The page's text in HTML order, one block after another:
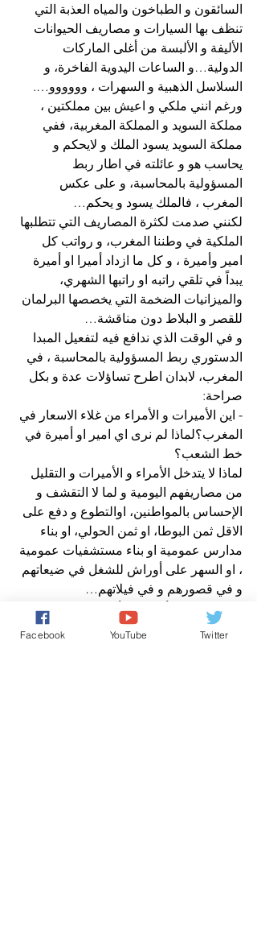
السائقون و الطباخون والمياه العذبة التي
تنظف بها السيارات و مصاريف الحيوانات
الأليفة و الألبسة من أغلى الماركات
الدولية…و الساعات اليدوية الفاخرة، و
السلاسل الذهبية و السهرات ، وووووو….
ورغم انني ملكي و اعيش بين مملكتين ،
مملكة السويد و المملكة المغربية، ففي
مملكة السويد يسود الملك و لايحكم و
يحاسب هو و عائلته في اطار ربط
المسؤولية بالمحاسبة، و على عكس
المغرب ، فالملك يسود و يحكم…
لكنني صدمت لكثرة المصاريف التي تتطلبها
الملكية في وطننا المغرب، و رواتب كل
امير وأميرة ، و كل ما ازداد أميرا او أميرة
يبداً في تلقي راتبه او راتبها الشهري،
والميزانيات الضخمة التي يخصصها البرلمان
للقصر و البلاط دون مناقشة…
و في الوقت الذي ندافع فيه لتفعيل المبدا
الدستوري ربط المسؤولية بالمحاسبة ، في
المغرب، لابدان اطرح تساؤلات عدة و بكل
صراحة:
- اين الأميرات و الأمراء من غلاء الاسعار في
المغرب؟لماذا لم نرى اي امير او أميرة في
خط الشعب؟
لماذا لا يتدخل الأمراء و الأميرات و التقليل
من مصاريفهم اليومية و لما لا التقشف و
الإحساس بالمواطنين، اوالتطوع و دفع على
الاقل ثمن البوطا، او ثمن الحولي، او بناء
مدارس عمومية او بناء مستشفيات عمومية
، او السهر على أوراش للشغل في ضيعاتهم
و في قصورهم و في فيلاتهم…
ان ما يعيشه الأمراء و الأميرات و هم بعيدون
عن قضايا الشعب ، يجعلني أنا شخصيا Facebook YouTube Twitter